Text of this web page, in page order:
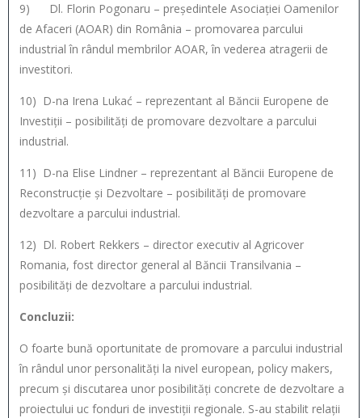
9) Dl. Florin Pogonaru – președintele Asociației Oamenilor
de Afaceri (AOAR) din România – promovarea parcului
industrial în rândul membrilor AOAR, în vederea atragerii de
investitori.
10) D-na Irena Lukać – reprezentant al Băncii Europene de
Investiții – posibilități de promovare dezvoltare a parcului
industrial.
11) D-na Elise Lindner – reprezentant al Băncii Europene de
Reconstrucție și Dezvoltare – posibilități de promovare
dezvoltare a parcului industrial.
12) Dl. Robert Rekkers – director executiv al Agricover
Romania, fost director general al Băncii Transilvania –
posibilități de dezvoltare a parcului industrial.
Concluzii:
O foarte bună oportunitate de promovare a parcului industrial
în rândul unor personalități la nivel european, policy makers,
precum și discutarea unor posibilități concrete de dezvoltare a
proiectului uc fonduri de investiții regionale. S-au stabilit relații